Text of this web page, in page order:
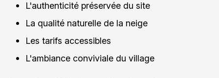
L'authenticité préservée du site
La qualité naturelle de la neige
Les tarifs accessibles
L'ambiance conviviale du village